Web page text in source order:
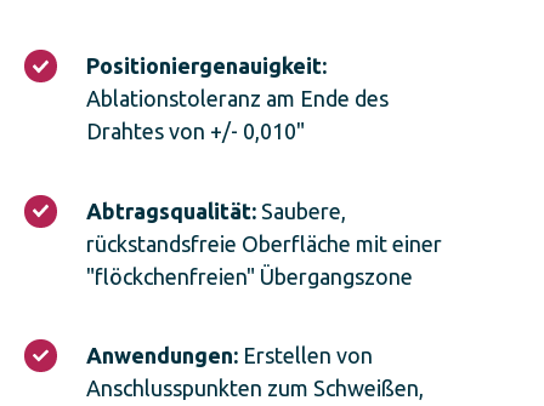
Positioniergenauigkeit:
Ablationstoleranz am Ende des
Drahtes von +/- 0,010"
Positioniergenauigkeit:
Ablationstoleranz
von
+/-
Abtragsqualität: Saubere,
rückstandsfreie Oberfläche mit einer
"flöckchenfreien" Übergangszone
Abtragsqualität:
Saubere,
rückstandsfreie
Oberfläche
"flöckchenfreien"
Übergangszone
Anwendungen: Erstellen von
Anschlusspunkten zum Schweißen,
Anwendungen:
Erstellen